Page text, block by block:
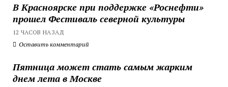
В Красноярске при поддержке «Роснефти»
прошел Фестиваль северной культуры
12 ЧАСОВ НАЗАД
Оставить комментарий
Пятница может стать самым жарким
днем лета в Москве